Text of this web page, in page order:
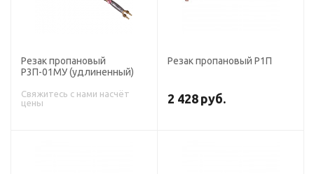
Резак пропановый
Р3П-01МУ (удлиненный)
Свяжитесь с нами насчёт
цены
Резак пропановый Р1П
2 428 руб.